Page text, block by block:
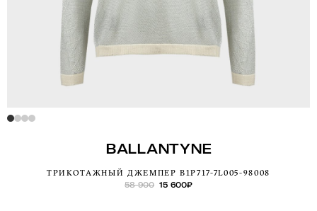
BALLANTYNE
ТРИКОТАЖНЫЙ ДЖЕМПЕР B1P717-7L005-98008
58 900 15 600₽